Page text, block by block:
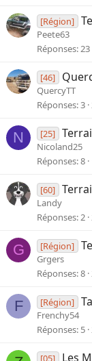
[Région]
Peete63
Réponses 23
[46]
QuercyTT
Réponses 3
N [25]
Nicoland25
Réponses 8
[60]
Landy
Réponses 2
G [Région]
Grgers
Réponses 8
F [Région]
Frenchy54
Réponses 5
[05] Les